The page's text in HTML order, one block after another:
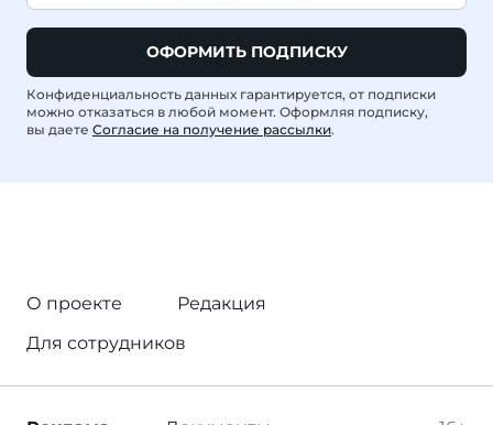
ОФОРМИТЬ ПОДПИСКУ
Конфиденциальность данных гарантируется, от подписки
можно отказаться в любой момент. Оформляя подписку,
вы даете Согласие на получение рассылки.
О проекте
Редакция
Для сотрудников